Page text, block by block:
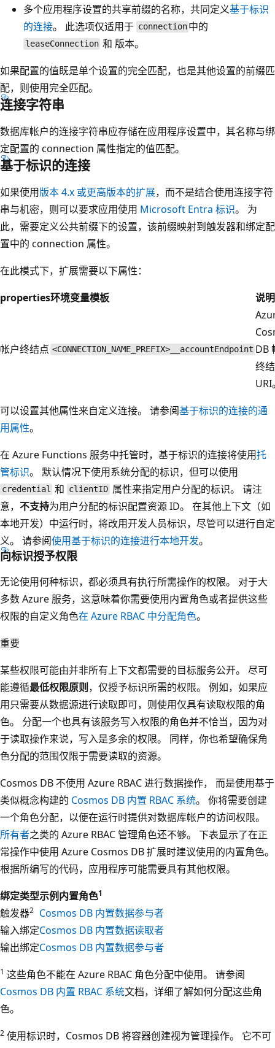
多个应用程序设置的共享前缀的名称，共同定义基于标识
的连接。 此选项仅适用于 connection 中的
leaseConnection 和 版本。
如果配置的值既是单个设置的完全匹配，也是其他设置的前缀匹
配，则使用完全匹配。
连接字符串
数据库帐户的连接字符串应存储在应用程序设置中，其名称与绑
定配置的 connection 属性指定的值匹配。
基于标识的连接
如果使用版本 4.x 或更高版本的扩展，而不是结合使用连接字符
串与机密，则可以要求应用使用 Microsoft Entra 标识。 为
此，需要定义公共前缀下的设置，该前缀映射到触发器和绑定配
置中的 connection 属性。
在此模式下，扩展需要以下属性：
properties环境变量模板 说明
帐户终结点 <CONNECTION_NAME_PREFIX>__accountEndpoint DB
终
URI
可以设置其他属性来自定义连接。 请参阅基于标识的连接的通
用属性。
在 Azure Functions 服务中托管时，基于标识的连接将使用托
管标识。 默认情况下使用系统分配的标识，但可以使用
credential 和 clientID 属性来指定用户分配的标识。 请注
意， 不支持为用户分配的标识配置资源 ID。 在其他上下文（如
本地开发）中运行时，将改用开发人员标识，尽管可以进行自定
义。 请参阅使用基于标识的连接进行本地开发。
向标识授予权限
无论使用何种标识，都必须具有执行所需操作的权限。 对于大
多数 Azure 服务，这意味着你需要使用内置角色或者提供这些
权限的自定义角色在 Azure RBAC 中分配角色。
重要
某些权限可能由并非所有上下文都需要的目标服务公开。 尽可
能遵循最低权限原则，仅授予标识所需的权限。 例如，如果应
用只需要从数据源进行读取即可，则使用仅具有读取权限的角
色。 分配一个也具有该服务写入权限的角色并不恰当，因为对
于读取操作来说，写入是多余的权限。 同样，你也希望确保角
色分配的范围仅限于需要读取的资源。
Cosmos DB 不使用 Azure RBAC 进行数据操作， 而是使用基于
类似概念构建的 Cosmos DB 内置 RBAC 系统。 你将需要创建
一个角色分配，以便在运行时提供对数据库帐户的访问权限。
所有者之类的 Azure RBAC 管理角色还不够。 下表显示了在正
常操作中使用 Azure Cosmos DB 扩展时建议使用的内置角色。
根据所编写的代码，应用程序可能需要具有其他权限。
绑定类型示例内置角色1
触发器2 Cosmos DB 内置数据参与者
输入绑定Cosmos DB 内置数据读取者
输出绑定Cosmos DB 内置数据参与者
1 这些角色不能在 Azure RBAC 角色分配中使用。 请参阅
Cosmos DB 内置 RBAC 系统文档，详细了解如何分配这些角
色。
2 使用标识时，Cosmos DB 将容器创建视为管理操作。 它不可